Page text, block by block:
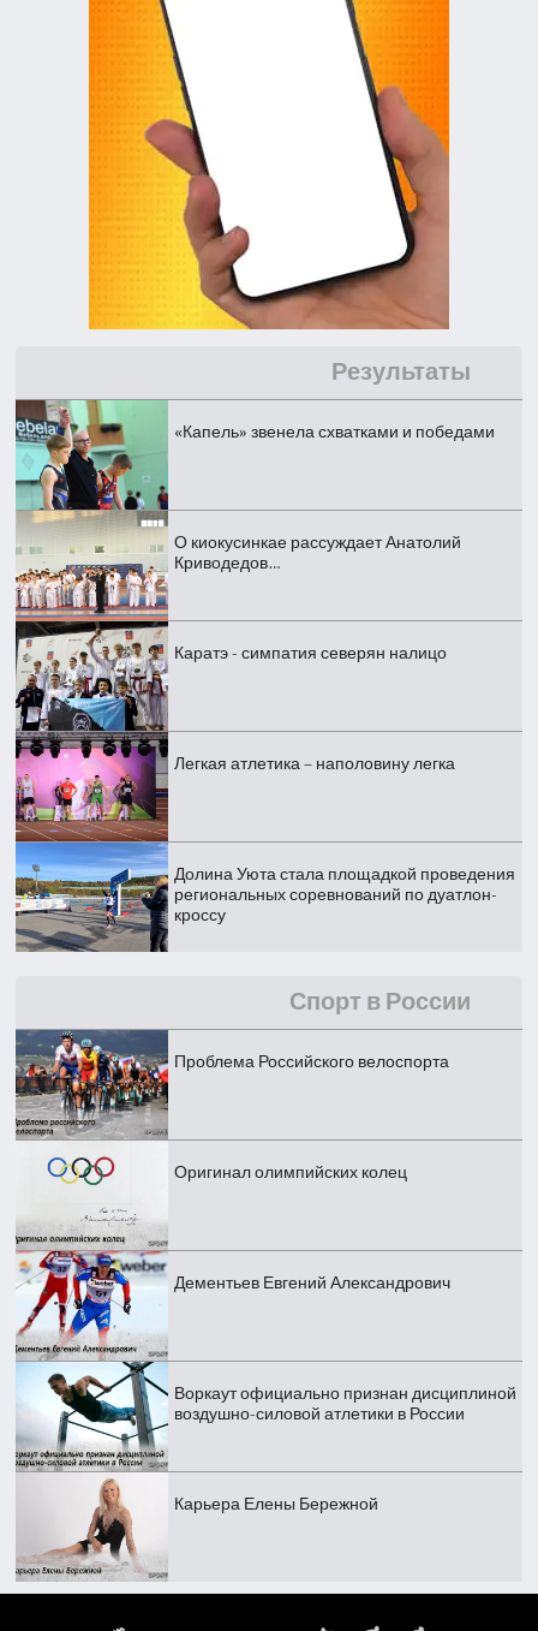
Результаты
«Капель» звенела схватками и победами
О киокусинкае рассуждает Анатолий
Криводедов…
Каратэ - симпатия северян налицо
Легкая атлетика – наполовину легка
Долина Уюта стала площадкой проведения
региональных соревнований по дуатлон-
кроссу
Спорт в России
Проблема Российского велоспорта
Оригинал олимпийских колец
Дементьев Евгений Александрович
Воркаут официально признан дисциплиной
воздушно-силовой атлетики в России
Карьера Елены Бережной